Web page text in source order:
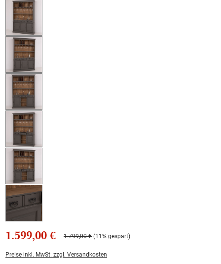
1.599,00 € 1.799,00 € (11% gespart)
Preise inkl. MwSt. zzgl. Versandkosten